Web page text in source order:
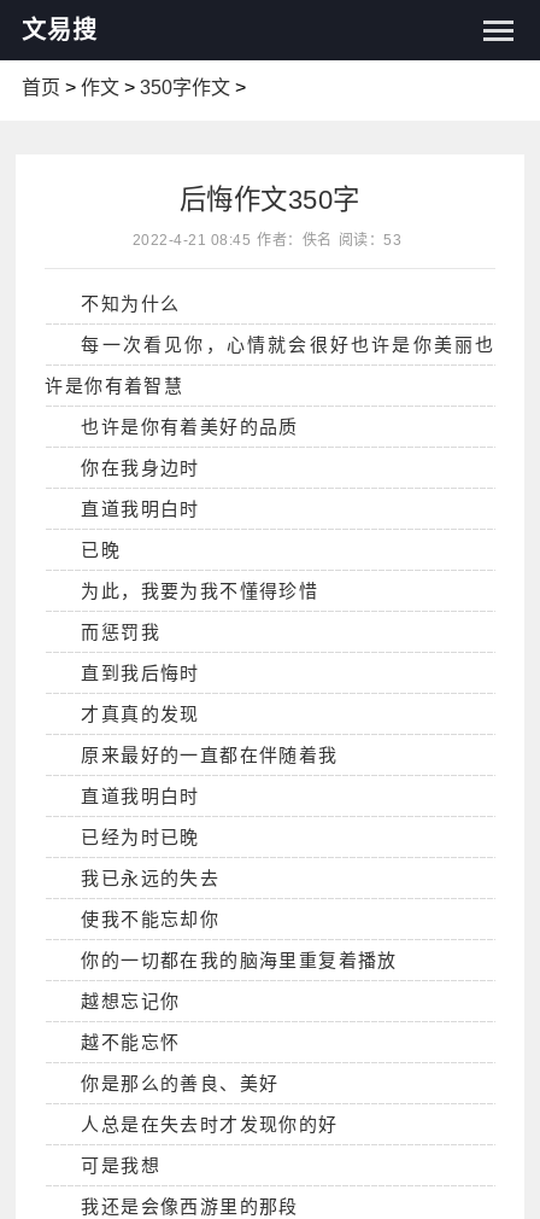
文易搜
首页 > 作文> 350字作文>
后悔作文350字
2022-4-21 08:45 作者：佚名 阅读：53
不知为什么
每一次看见你，心情就会很好也许是你美丽也
许是你有着智慧
也许是你有着美好的品质
你在我身边时
直道我明白时
已晚
为此，我要为我不懂得珍惜
而惩罚我
直到我后悔时
才真真的发现
原来最好的一直都在伴随着我
直道我明白时
已经为时已晚
我已永远的失去
使我不能忘却你
你的一切都在我的脑海里重复着播放
越想忘记你
越不能忘怀
你是那么的善良、美好
人总是在失去时才发现你的好
可是我想
我还是会像西游里的那段